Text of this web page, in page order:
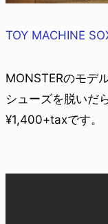
TOY MACHINE
MONSTERのモデ
シューズを脱いだ
¥1,400+taxです。